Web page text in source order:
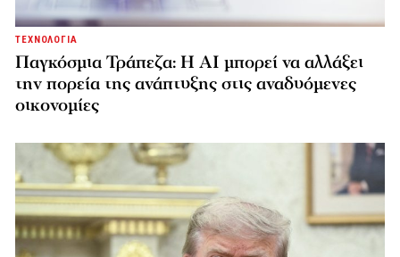
ΤΕΧΝΟΛΟΓΙΑ
Παγκόσμια Τράπεζα: Η AI μπορεί να αλλάξει
την πορεία της ανάπτυξης στις αναδυόμενες
οικονομίες